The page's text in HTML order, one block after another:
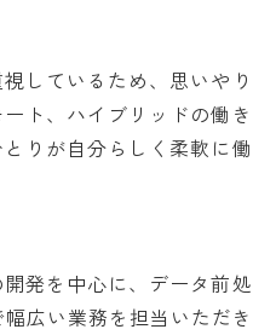
しているため、思いやり
ト、ハイブリッドの働き
りが自分らしく柔軟に働
発を中心に、データ前処
広い業務を担当いただき